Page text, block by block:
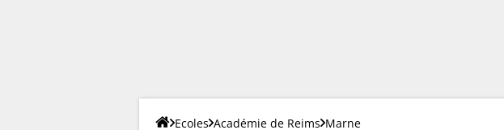
Ecoles Académie de Reims Marne